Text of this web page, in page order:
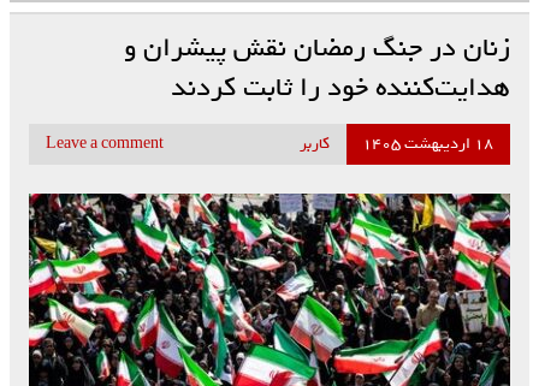
زنان در جنگ رمضان نقش پیشران و
هدایت‌کننده خود را ثابت کردند
۱۸ اردیبهشت ۱۴۰۵ کاربر Leave a comment